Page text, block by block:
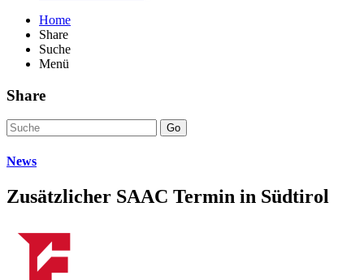
Home
Share
Suche
Menü
Share
Go
News
Zusätzlicher SAAC Termin in Südtirol